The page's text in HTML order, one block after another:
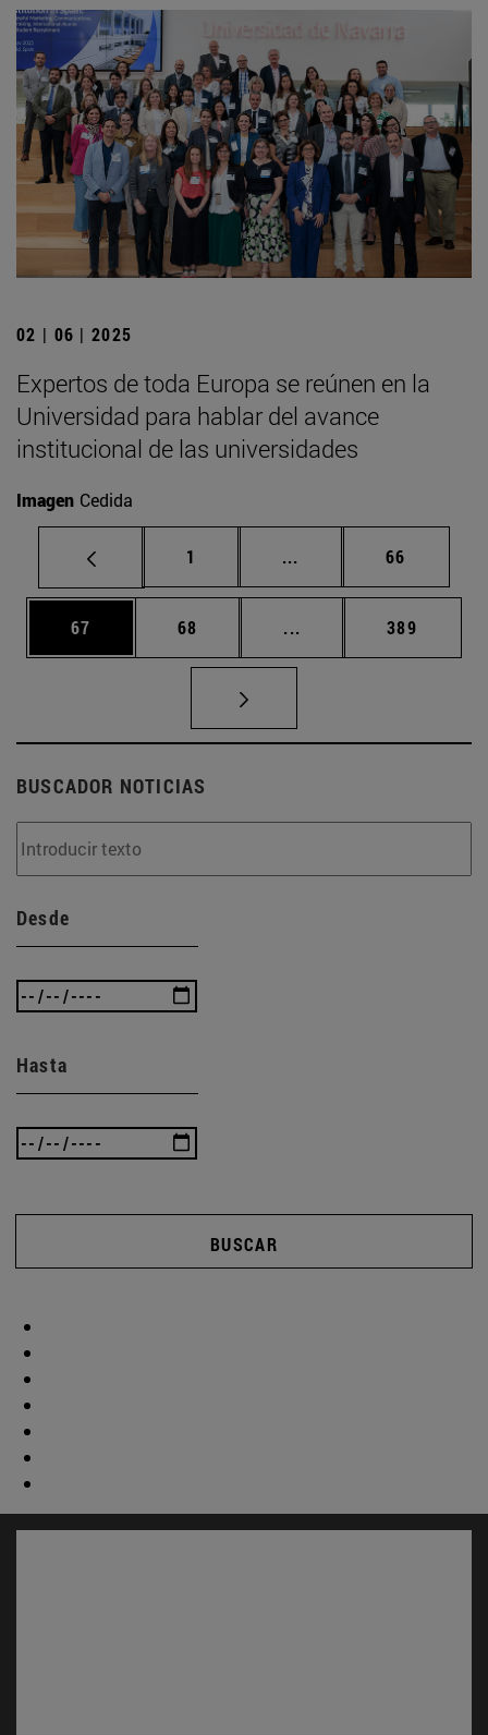
02 | 06 | 2025
Expertos de toda Europa se reúnen en la
Universidad para hablar del avance
institucional de las universidades
Imagen Cedida
Página
1 ... Páginas intermedias
Página
66
Página
67 Página
68 ... Páginas intermedias
Página
389
BUSCADOR NOTICIAS
Desde
Hasta
BUSCAR